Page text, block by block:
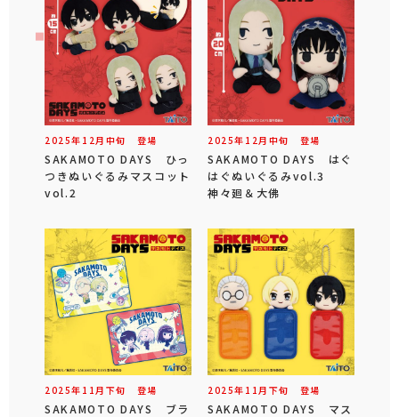
2025年 12 月 中旬 登場
SAKAMOTO DAYS ひっ
つきぬいぐるみマスコット
vol.2
2025年 12 月 中旬 登場
SAKAMOTO DAYS はぐ
はぐぬいぐるみvol.3
神々廻＆大佛
2025年 11 月 下旬 登場
SAKAMOTO DAYS ブラ
2025年 11 月 下旬 登場
SAKAMOTO DAYS マス